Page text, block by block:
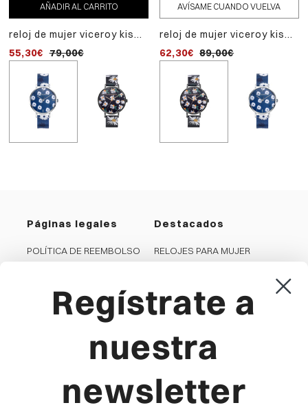
AÑADIR AL CARRITO
reloj de mujer viceroy kiss
milanesa bicolor
55,30€ 79,00€
AVÍSAME CUANDO VUELVA
reloj de mujer viceroy
milanesa bicolor
62,30€ 89,00€
AVÍSAME CUANDO VUELVA
reloj de mujer viceroy kiss
milanesa bicolor
62,30€ 89,00€
Páginas legales
POLÍTICA DE REEMBOLSO
CONDICIONES GENERALES
CANAL DENUNCIA
Destacados
RELOJES PARA MUJER
JOYAS PARA HOMBRE
RELOJES PARA NIÑO
Viceroy Producto
Regístrate a
nuestra
newsletter